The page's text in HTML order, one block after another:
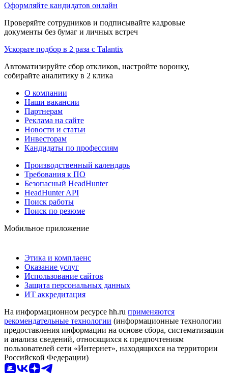
Оформляйте кандидатов онлайн
Проверяйте сотрудников и подписывайте кадровые
документы без бумаг и личных встреч
Ускорьте подбор в 2 раза с Talantix
Автоматизируйте сбор откликов, настройте воронку,
собирайте аналитику в 2 клика
О компании
Наши вакансии
Партнерам
Реклама на сайте
Новости и статьи
Инвесторам
Кандидаты по профессиям
Производственный календарь
Требования к ПО
Безопасный HeadHunter
HeadHunter API
Поиск работы
Поиск по резюме
Мобильное приложение
Этика и комплаенс
Оказание услуг
Использование сайтов
Защита персональных данных
ИТ аккредитация
На информационном ресурсе hh.ru применяются
рекомендательные технологии (информационные технологии
предоставления информации на основе сбора, систематизации
и анализа сведений, относящихся к предпочтениям
пользователей сети «Интернет», находящихся на территории
Российской Федерации)